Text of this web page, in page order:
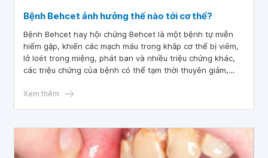
Bệnh Behcet ảnh hưởng thế nào tới cơ thể?
Bệnh Behcet hay hội chứng Behcet là một bệnh tự miễn
hiếm gặp, khiến các mạch máu trong khắp cơ thể bị viêm,
lở loét trong miệng, phát ban và nhiều triệu chứng khác,
các triệu chứng của bệnh có thể tạm thời thuyên giảm,
Xem thêm